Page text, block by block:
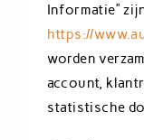
Informatie”
https://
worden
account,
statistische